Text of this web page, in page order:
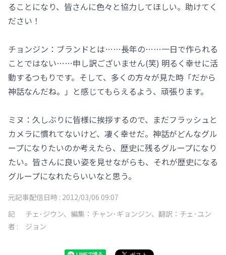
ることになり、皆さんに色々と協力してほしい。助けてく
ださい！
チョンジン：ブランドとは……長年の……一日で作られる
ことではない……申し訳ございません(笑) 明るく幸せに活
動するつもりです。そして、多くの方々が見た時「だから
神話なんだね。」と感じてもらえるよう、頑張ります。
ミヌ：久しぶりに皆様に挨拶するので、まだフラッシュと
カメラに慣れてないけど、凄く幸せだ。神話がどんなグル
ープになりたいのか考えたら、歴史に残るグループになり
たい。皆さんに良い姿を見せながらも、それが歴史になる
グループになれたらいいなと思う。
元記事配信日時 : 2012/03/06 09:07
記
者 :
チェ･ジウン、編集：チャン･ギョンジン、翻訳：チェ･ユン
ジョン